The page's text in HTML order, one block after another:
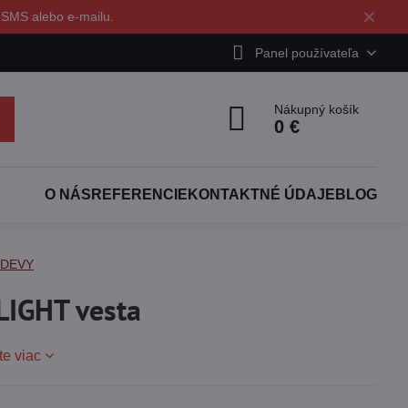
✕
alebo e-mailu.
Panel používateľa
Nákupný košík
0 €
O NÁS REFERENCIE KONTAKTNÉ ÚDAJE BLOG
vesta
viac